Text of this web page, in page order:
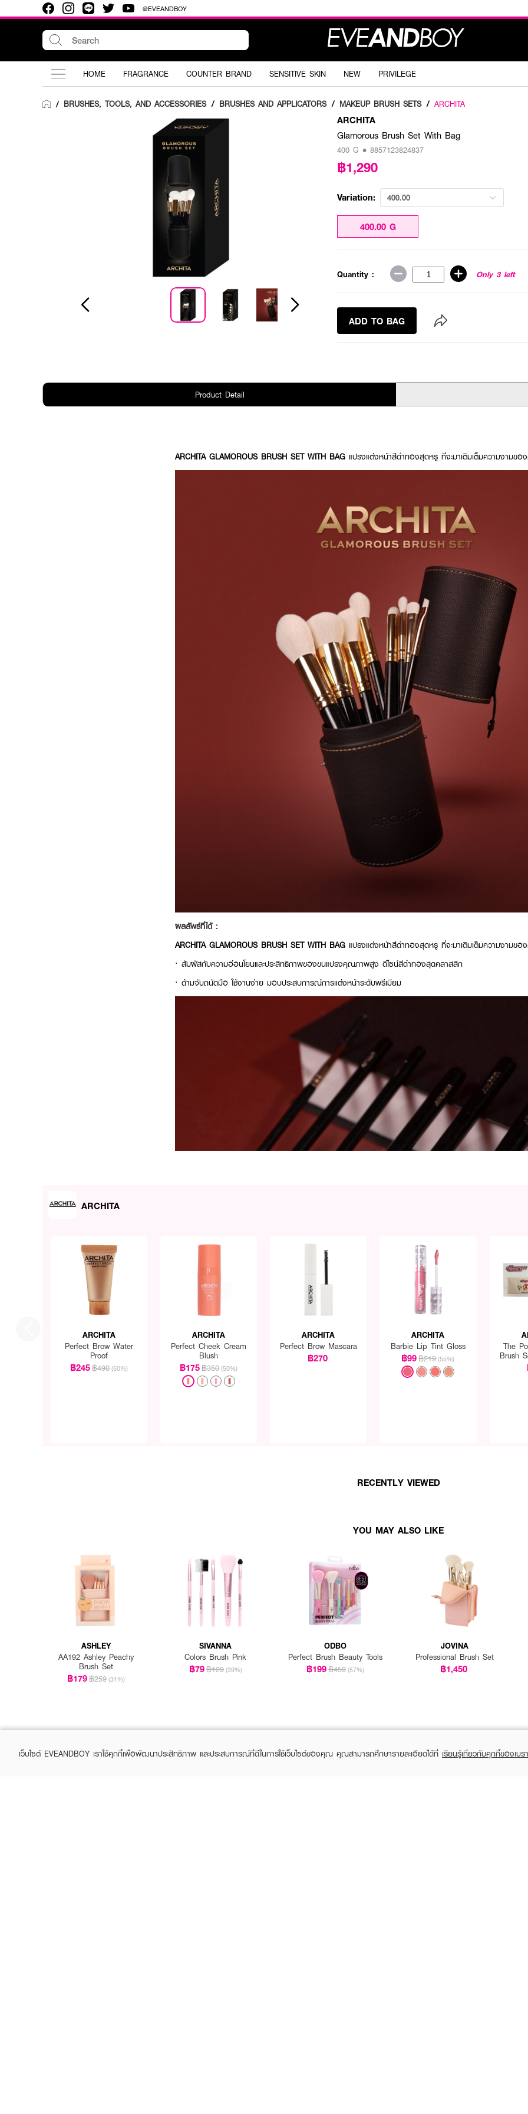
@EVEANDBOY
HOME FRAGRANCE COUNTER BRAND SENSITIVE SKIN NEW PRIVILEGE
/ BRUSHES, TOOLS, AND ACCESSORIES / BRUSHES AND APPLICATORS / MAKEUP BRUSH SETS / ARCHITA
ARCHITA
Glamorous Brush Set With Bag
400 G • 8857123824837
฿1,290
Variation: 400.00
400.00 G
Quantity : Only 3 left
ADD TO BAG
Product Detail
ARCHITA GLAMOROUS BRUSH SET WITH BAG แปรงแต่งหน้าสีดำทองสุดหรู ที่จะมาเติมเต็มความงามข
ผลลัพธ์ที่ได้ :
ARCHITA GLAMOROUS BRUSH SET WITH BAG แปรงแต่งหน้าสีดำทองสุดหรู ที่จะมาเติมเต็มความงามข
· สัมผัสกับความอ่อนโยนและประสิทธิภาพของขนแปรงคุณภาพสูง ดีไซน์สีดำทองสุดคลาสสิก
· ด้ามจับถนัดมือ ใช้งานง่าย มอบประสบการณ์การแต่งหน้าระดับพรีเมียม
ARCHITA
ARCHITA
Perfect Brow Water
Proof
฿245฿490 (50%)
ARCHITA
Perfect Cheek Cream
Blush
฿175฿350 (50%)
ARCHITA
Perfect Brow Mascara
฿270
ARCHITA
Barbie Lip Tint Gloss
฿99฿219 (55%)
The
Brush
RECENTLY VIEWED
YOU MAY ALSO LIKE
ASHLEY
AA192 Ashley Peachy
Brush Set
฿179฿259 (31%)
SIVANNA
Colors Brush Pink
฿79฿129 (39%)
ODBO
Perfect Brush Beauty Tools
฿199฿459 (57%)
JOVINA
Professional Brush Set
฿1,450
เว็บไซต์ EVEANDBOY เราใช้คุกกี้เพื่อพัฒนาประสิทธิภาพ และประสบการณ์ที่ดีในการใช้เว็บไซต์ของคุณ คุณสามารถศึกษารายละเอียดได้ที่ เรียนรู้เกี่ยวกับคุกกี้ของเบร